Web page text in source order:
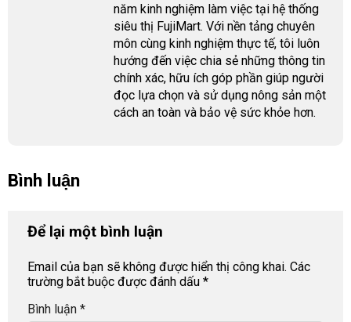
năm kinh nghiệm làm việc tại hệ thống
siêu thị FujiMart. Với nền tảng chuyên
môn cùng kinh nghiệm thực tế, tôi luôn
hướng đến việc chia sẻ những thông tin
chính xác, hữu ích góp phần giúp người
đọc lựa chọn và sử dụng nông sản một
cách an toàn và bảo vệ sức khỏe hơn.
Bình luận
Để lại một bình luận
Email của bạn sẽ không được hiển thị công khai. Các
trường bắt buộc được đánh dấu *
Bình luận *